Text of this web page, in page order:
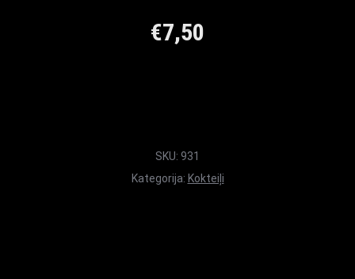
€7,50
SKU: 931
Kategorija: Kokteiļi
Maxi Mārupe Asistents